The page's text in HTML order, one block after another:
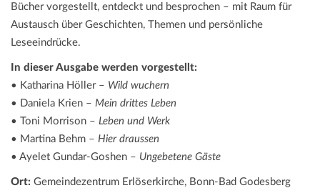
Bücher vorgestellt, entdeckt und besprochen – mit Raum für
Austausch über Geschichten, Themen und persönliche
Leseeindrücke.
In dieser Ausgabe werden vorgestellt:
• Katharina Höller – Wild wuchern
• Daniela Krien – Mein drittes Leben
• Toni Morrison – Leben und Werk
• Martina Behm – Hier draussen
• Ayelet Gundar-Goshen – Ungebetene Gäste
Ort: Gemeindezentrum Erlöserkirche, Bonn-Bad Godesberg